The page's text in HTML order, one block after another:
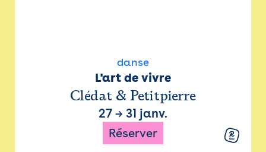
danse
L'art de vivre
Clédat & Petitpierre
27 → 31 janv.
Réserver